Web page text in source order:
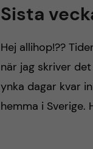
Sista
Hej allihop!??
när jag skriver
ynka dagar kvar
hemma i Sverige.